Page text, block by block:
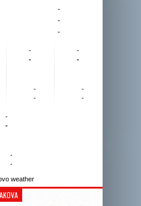
-
-
-
-
-
-
-
-
-
-
-
-
-
-
-
weather